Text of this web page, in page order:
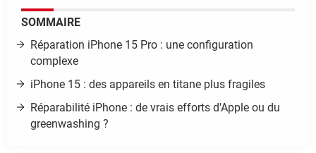
SOMMAIRE
Réparation iPhone 15 Pro : une configuration
complexe
iPhone 15 : des appareils en titane plus fragiles
Réparabilité iPhone : de vrais efforts d'Apple ou du
greenwashing ?